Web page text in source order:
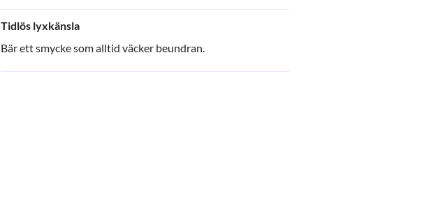
Tidlös lyxkänsla
Bär ett smycke som alltid väcker beundran.